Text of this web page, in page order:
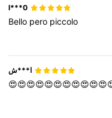
l***0
Bello pero piccolo
ا***ش